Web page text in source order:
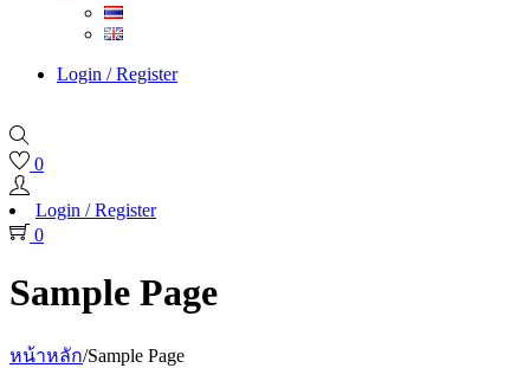
Login / Register
0
Login / Register
0
Sample Page
หน้าหลัก/Sample Page